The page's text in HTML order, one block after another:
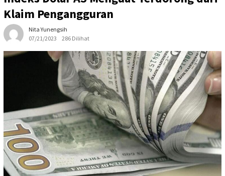
Klaim Pengangguran
Nita Yunengsih
07/21/2023
286 Dilihat